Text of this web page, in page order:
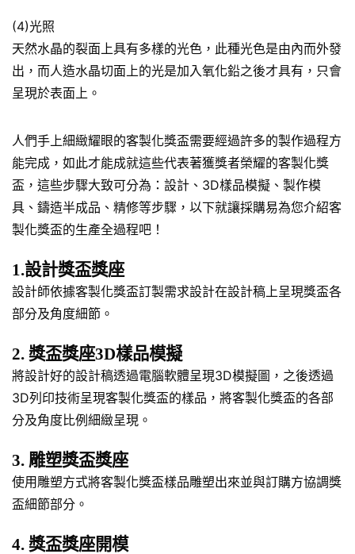
(4)光照
天然水晶的裂面上具有多樣的光色，此種光色是由內而外發
出，而人造水晶切面上的光是加入氧化鉛之後才具有，只會
呈現於表面上。
人們手上細緻耀眼的客製化獎盃需要經過許多的製作過程方
能完成，如此才能成就這些代表著獲獎者榮耀的客製化獎
盃，這些步驟大致可分為：設計、3D樣品模擬、製作模
具、鑄造半成品、精修等步驟，以下就讓採購易為您介紹客
製化獎盃的生產全過程吧！
1.設計獎盃獎座
設計師依據客製化獎盃訂製需求設計在設計稿上呈現獎盃各
部分及角度細節。
2. 獎盃獎座3D樣品模擬
將設計好的設計稿透過電腦軟體呈現3D模擬圖，之後透過
3D列印技術呈現客製化獎盃的樣品，將客製化獎盃的各部
分及角度比例細緻呈現。
3. 雕塑獎盃獎座
使用雕塑方式將客製化獎盃樣品雕塑出來並與訂購方協調獎
盃細節部分。
4. 獎盃獎座開模